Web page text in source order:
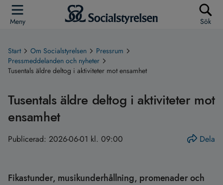
Meny Sök
Start Om Socialstyrelsen
Pressrum
Pressmeddelanden och nyheter
Tusentals äldre deltog i aktiviteter mot ensamhet
Tusentals äldre deltog i aktiviteter mot
ensamhet
Publicerad: 2026-06-01 kl. 09:00 Dela
Fikastunder, musikunderhållning, promenader och